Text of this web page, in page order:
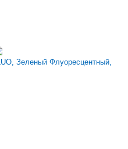
Зеленый Флуоресцентный,